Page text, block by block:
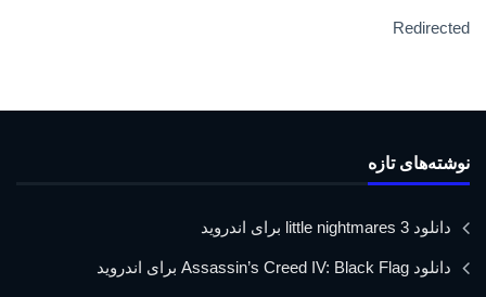
Redirected
نوشته‌های تازه
دانلود little nightmares 3 برای اندروید
دانلود Assassin’s Creed IV: Black Flag برای اندروید